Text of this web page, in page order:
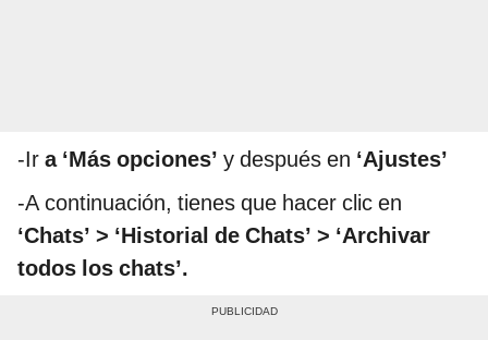
-Ir a ‘Más opciones’ y después en ‘Ajustes’
-A continuación, tienes que hacer clic en
‘Chats’ > ‘Historial de Chats’ > ‘Archivar
todos los chats’.